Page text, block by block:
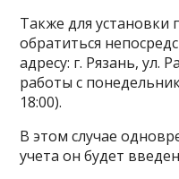
Также для
обратиться
адресу: г. Рязань, ул.
работы с
18:00).
В этом случае
учета он будет